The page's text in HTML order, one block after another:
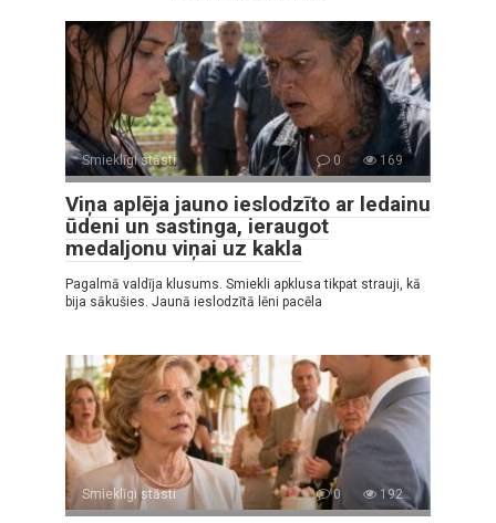
Smieklīgi stāsti 0 169
Viņa aplēja jauno ieslodzīto ar ledainu
ūdeni un sastinga, ieraugot
medaljonu viņai uz kakla
Pagalmā valdīja klusums. Smiekli apklusa tikpat strauji, kā
bija sākušies. Jaunā ieslodzītā lēni pacēla
Smieklīgi stāsti 0 192